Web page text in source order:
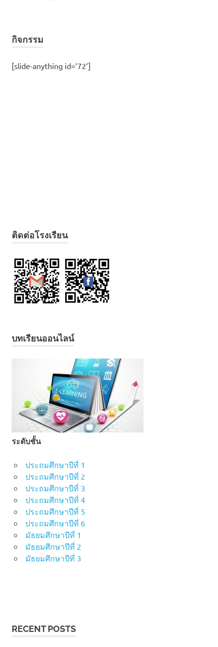
กิจกรรม
[slide-anything id=’72’]
ติดต่อโรงเรียน
บทเรียนออนไลน์
ระดับชั้น
ประถมศึกษาปีที่ 1
ประถมศึกษาปีที่ 2
ประถมศึกษาปีที่ 3
ประถมศึกษาปีที่ 4
ประถมศึกษาปีที่ 5
ประถมศึกษาปีที่ 6
มัธยมศึกษาปีที่ 1
มัธยมศึกษาปีที่ 2
มัธยมศึกษาปีที่ 3
RECENT POSTS